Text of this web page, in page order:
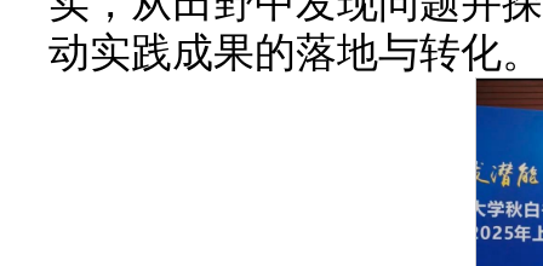
动实践成果的落地与转化。